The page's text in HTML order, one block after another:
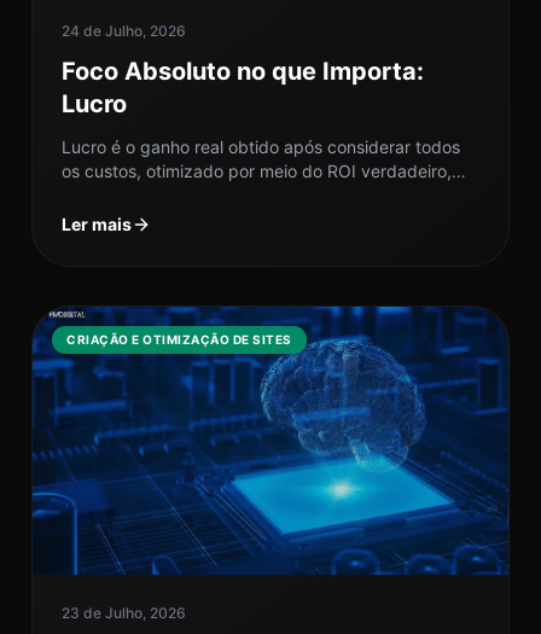
24 de Julho, 2026
Foco Absoluto no que Importa:
Lucro
Lucro é o ganho real obtido após considerar todos
os custos, otimizado por meio do ROI verdadeiro,
Ler mais
CRIAÇÃO E OTIMIZAÇÃO DE SITES
23 de Julho, 2026